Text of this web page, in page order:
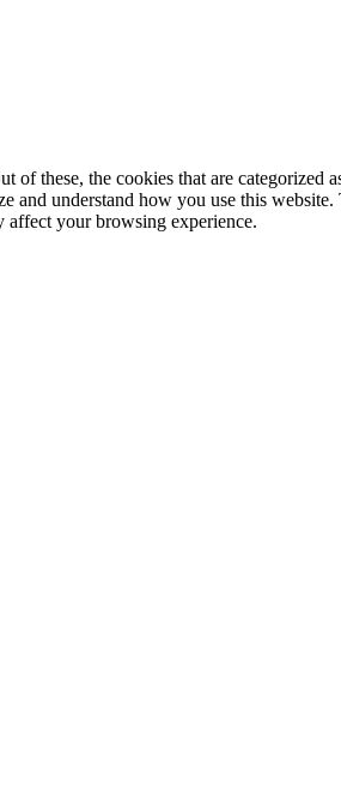
these, the cookies that are categorized
understand how you use this
affect your browsing experience.